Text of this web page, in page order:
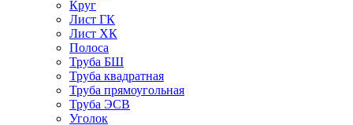
Круг
Лист ГК
Лист ХК
Полоса
Труба БШ
Труба квадратная
Труба прямоугольная
Труба ЭСВ
Уголок